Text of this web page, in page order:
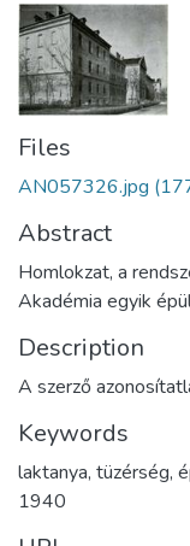
Files
AN057326.jpg
Abstract
Homlokzat, a
Akadémia egyik
Description
A szerző
Keywords
laktanya, tüzérség,
1940